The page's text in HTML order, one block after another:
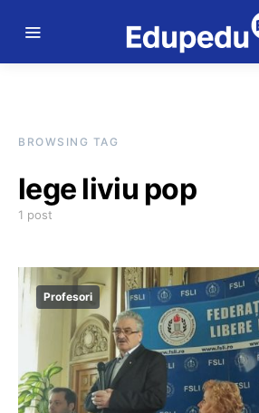
BROWSING TAG
lege liviu pop
1 post
Profesori